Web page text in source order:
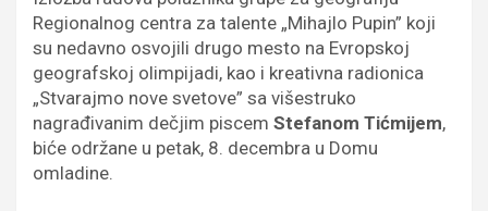
Regionalnog centra za talente „Mihajlo Pupin” koji
su nedavno osvojili drugo mesto na Evropskoj
geografskoj olimpijadi, kao i kreativna radionica
„Stvarajmo nove svetove” sa višestruko
nagrađivanim dečjim piscem Stefanom Tićmijem,
biće održane u petak, 8. decembra u Domu
omladine.